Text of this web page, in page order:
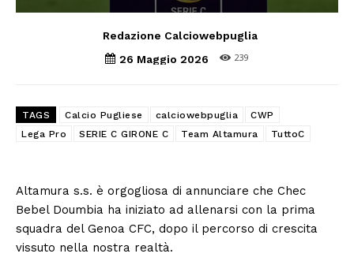
Redazione Calciowebpuglia
26 Maggio 2026
239
TAGS Calcio Pugliese calciowebpuglia
CWP
Lega Pro
SERIE C GIRONE C Team Altamura TuttoC
Altamura s.s. è orgogliosa di annunciare che Chec
Bebel Doumbia ha iniziato ad allenarsi con la prima
squadra del Genoa CFC, dopo il percorso di crescita
vissuto nella nostra realtà.